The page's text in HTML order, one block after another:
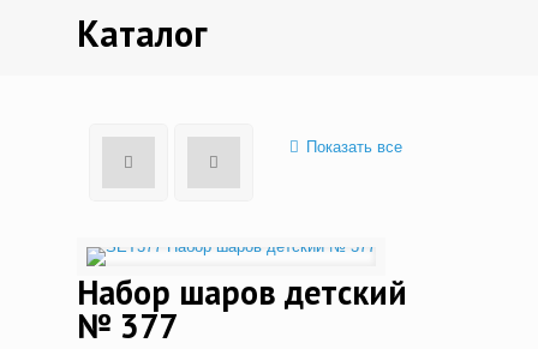
Каталог
Показать все
Набор шаров детский
№ 377